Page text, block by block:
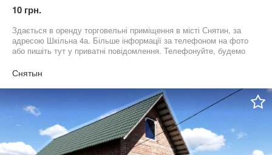
10 грн.
Здається в оренду торговельні приміщення в місті Снятин, за
адресою Шкільна 4а. Більше інформації за телефоном на фото
або пишіть тут у приватні повідомлення. Телефонуйте, будемо
Снятын